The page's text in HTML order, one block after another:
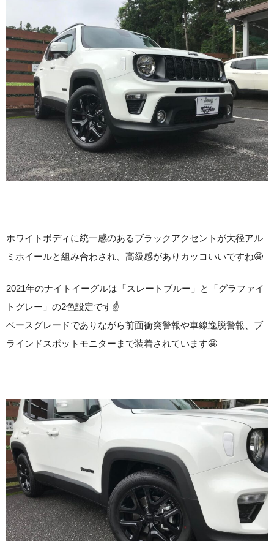
ホワイトボディに統一感のあるブラックアクセントが大径アル
ミホイールと組み合わされ、高級感がありカッコいいですね🤩
2021年のナイトイーグルは「スレートブルー」と「グラファイ
トグレー」の2色設定です☝️
ベースグレードでありながら前面衝突警報や車線逸脱警報、ブ
ラインドスポットモニターまで装着されています🤩